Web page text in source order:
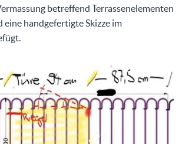
betreffend Terrassenelementen
eine handgefertigte Skizze im